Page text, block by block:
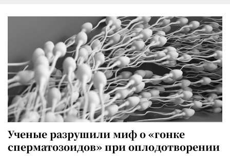
Ученые разрушили миф о «гонке
сперматозоидов» при оплодотворении